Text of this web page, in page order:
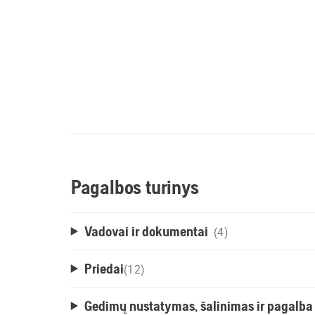
Pagalbos turinys
Vadovai ir dokumentai (4)
Priedai(12)
Gedimų nustatymas, šalinimas ir pagalba